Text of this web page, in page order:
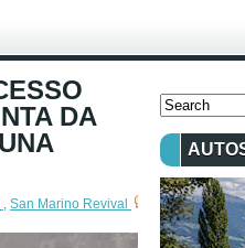
DA
, San Marino Revival